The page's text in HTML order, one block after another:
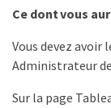
Ce dont vous
Vous devez
Administrateur
Sur la page